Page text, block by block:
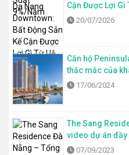
Cận Được Lợi Gì
20/07/2026
Căn hộ
thắc mắc của
17/06/2024
The Sang
video dự án đầy
07/09/2023